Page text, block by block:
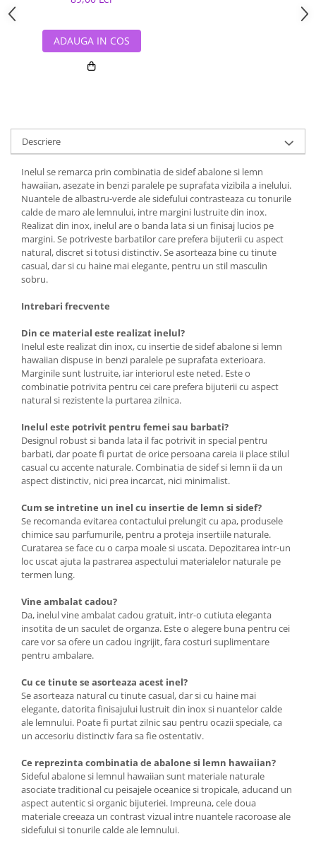
ADAUGA IN COS
Descriere
Inelul se remarca prin combinatia de sidef abalone si lemn
hawaiian, asezate in benzi paralele pe suprafata vizibila a inelului.
Nuantele de albastru-verde ale sidefului contrasteaza cu tonurile
calde de maro ale lemnului, intre margini lustruite din inox.
Realizat din inox, inelul are o banda lata si un finisaj lucios pe
margini. Se potriveste barbatilor care prefera bijuterii cu aspect
natural, discret si totusi distinctiv. Se asorteaza bine cu tinute
casual, dar si cu haine mai elegante, pentru un stil masculin
sobru.
Intrebari frecvente
Din ce material este realizat inelul?
Inelul este realizat din inox, cu insertie de sidef abalone si lemn
hawaiian dispuse in benzi paralele pe suprafata exterioara.
Marginile sunt lustruite, iar interiorul este neted. Este o
combinatie potrivita pentru cei care prefera bijuterii cu aspect
natural si rezistente la purtarea zilnica.
Inelul este potrivit pentru femei sau barbati?
Designul robust si banda lata il fac potrivit in special pentru
barbati, dar poate fi purtat de orice persoana careia ii place stilul
casual cu accente naturale. Combinatia de sidef si lemn ii da un
aspect distinctiv, nici prea incarcat, nici minimalist.
Cum se intretine un inel cu insertie de lemn si sidef?
Se recomanda evitarea contactului prelungit cu apa, produsele
chimice sau parfumurile, pentru a proteja insertiile naturale.
Curatarea se face cu o carpa moale si uscata. Depozitarea intr-un
loc uscat ajuta la pastrarea aspectului materialelor naturale pe
termen lung.
Vine ambalat cadou?
Da, inelul vine ambalat cadou gratuit, intr-o cutiuta eleganta
insotita de un saculet de organza. Este o alegere buna pentru cei
care vor sa ofere un cadou ingrijit, fara costuri suplimentare
pentru ambalare.
Cu ce tinute se asorteaza acest inel?
Se asorteaza natural cu tinute casual, dar si cu haine mai
elegante, datorita finisajului lustruit din inox si nuantelor calde
ale lemnului. Poate fi purtat zilnic sau pentru ocazii speciale, ca
un accesoriu distinctiv fara sa fie ostentativ.
Ce reprezinta combinatia de abalone si lemn hawaiian?
Sideful abalone si lemnul hawaiian sunt materiale naturale
asociate traditional cu peisajele oceanice si tropicale, aducand un
aspect autentic si organic bijuteriei. Impreuna, cele doua
materiale creeaza un contrast vizual intre nuantele racoroase ale
sidefului si tonurile calde ale lemnului.